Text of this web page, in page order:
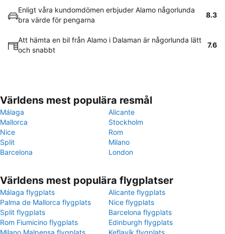
Enligt våra kundomdömen erbjuder Alamo någorlunda
bra värde för pengarna
8.3
Att hämta en bil från Alamo i Dalaman är någorlunda lätt
och snabbt
7.6
Världens mest populära resmål
Málaga
Alicante
Mallorca
Stockholm
Nice
Rom
Split
Milano
Barcelona
London
Världens mest populära flygplatser
Málaga flygplats
Alicante flygplats
Palma de Mallorca flygplats
Nice flygplats
Split flygplats
Barcelona flygplats
Rom Fiumicino flygplats
Edinburgh flygplats
Milano Malpensa flygplats
Keflavík flygplats